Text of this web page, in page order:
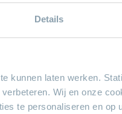
Details
kunnen laten werken.
Wij en onze
te personaliseren en op